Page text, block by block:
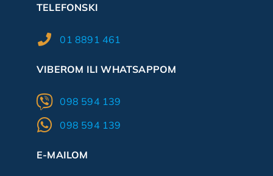
TELEFONSKI
01 8891 461
VIBEROM ILI WHATSAPPOM
098 594 139
098 594 139
E-MAILOM